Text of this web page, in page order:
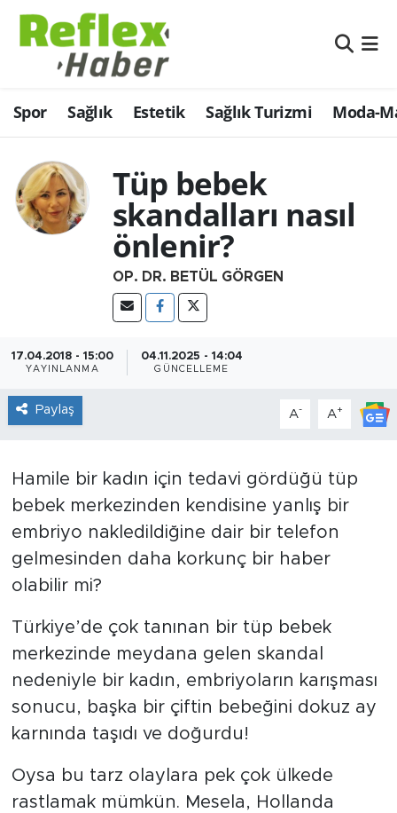
Spor Sağlık Estetik Sağlık Turizmi Moda-
Tüp bebek
skandalları nasıl
önlenir?
OP. DR. BETÜL GÖRGEN
17.04.2018 - 15:00
YAYINLANMA
04.11.2025 - 14:04
GÜNCELLEME
Paylaş A- A+
Hamile bir kadın için tedavi gördüğü tüp
bebek merkezinden kendisine yanlış bir
embriyo nakledildiğine dair bir telefon
gelmesinden daha korkunç bir haber
olabilir mi?
Türkiye’de çok tanınan bir tüp bebek
merkezinde meydana gelen skandal
nedeniyle bir kadın, embriyoların karışması
sonucu, başka bir çiftin bebeğini dokuz ay
karnında taşıdı ve doğurdu!
Oysa bu tarz olaylara pek çok ülkede
rastlamak mümkün. Mesela, Hollanda
Eğitim
Estetik
Firmalardan
Güncel
İş ve Ekonomi
Moda-Magazin-Eğlence
Sanat
Spor
Nöbetçi Eczaneler
Hava Durumu
Namaz Vakitleri
Trafik Durumu
Şampiyonlar Ligi Puan Durumu ve Fikstür
Tüm Manşetler